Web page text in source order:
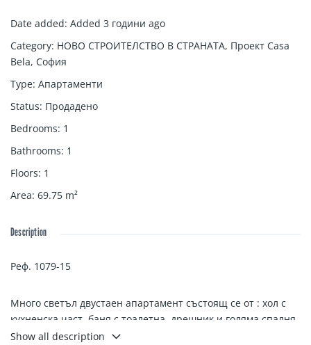
Date added: Added 3 години ago
Category: НОВО СТРОИТЕЛСТВО В СТРАНАТА, Проект Casa
Bela, София
Type: Апартаменти
Status: Продаденo
Bedrooms: 1
Bathrooms: 1
Floors: 1
Area: 69.75 m²
Description
Реф. 1079-15
Много светъл двустаен апартамент състоящ се от : хол с
кухненска част, баня с тоалетна, дрешник и голяма спалня.
Show all description